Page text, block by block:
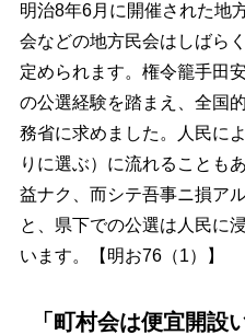
明治8年6月に開催された地
会などの地方民会はしばら
定められます。権令籠手田
の公選経験を踏まえ、全国
務省に求めました。人民に
りに選ぶ）に流れることも
益ナク、而シテ吾事ニ損ア
と、県下での公選は人民に
います。【明お76（1）】
「町村会は便宜開設